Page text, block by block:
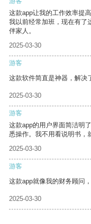
这款app让我的工作效率提
我以前经常加班，现在有了
伴家人。
2025-03-30
游客
这款软件简直是神器，解决
2025-03-30
游客
这款app的用户界面简洁明
悉操作。我不用看说明书，
2025-03-30
游客
这款app就像我的财务顾问
2025-03-30